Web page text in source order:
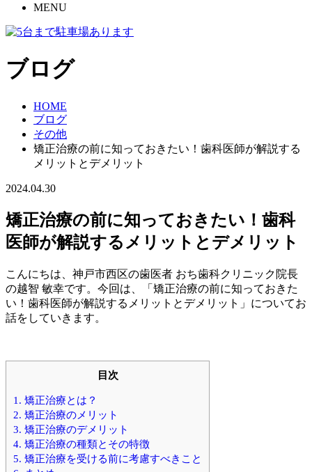
MENU
ブログ
HOME
ブログ
その他
矯正治療の前に知っておきたい！歯科医師が解説する
メリットとデメリット
2024.04.30
矯正治療の前に知っておきたい！歯科
医師が解説するメリットとデメリット
こんにちは、神戸市西区の歯医者 おち歯科クリニック院長
の越智 敏幸です。今回は、「矯正治療の前に知っておきた
い！歯科医師が解説するメリットとデメリット」についてお
話をしていきます。
目次
1. 矯正治療とは？
2. 矯正治療のメリット
3. 矯正治療のデメリット
4. 矯正治療の種類とその特徴
5. 矯正治療を受ける前に考慮すべきこと